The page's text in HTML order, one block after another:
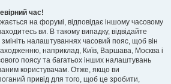
час!
на форумі, відповідає іншому часовому
ви. В такому випадку, відвідайте
налаштуваннях часовий пояс, щоб він
наприклад, Київ, Варшава, Москва і
поясу та багатьох інших налаштувань
користувачам. Отже, якщо ви
привід для того, щоб це зробити,